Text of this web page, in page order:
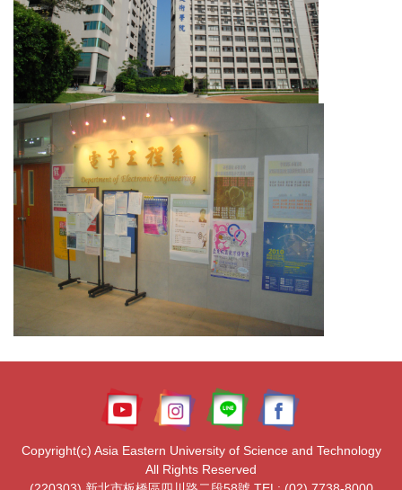
Copyright(c) Asia Eastern University of Science and Technology
All Rights Reserved